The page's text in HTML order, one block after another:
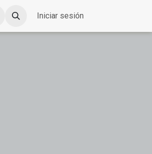
Iniciar sesión